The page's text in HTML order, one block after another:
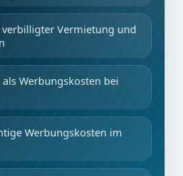
Vermietung und
Werbungskosten bei
Werbungskosten im